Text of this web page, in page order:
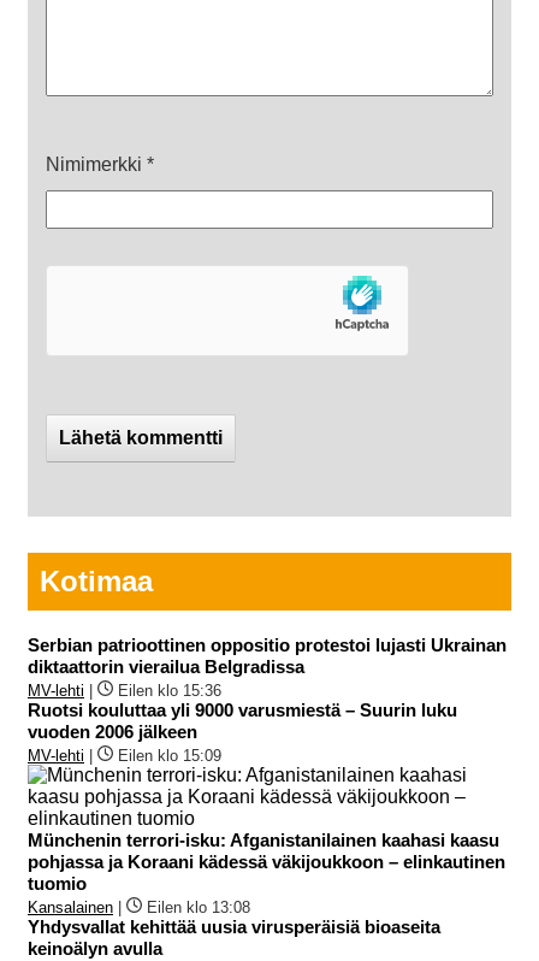
Nimimerkki *
Kotimaa
Serbian patrioottinen oppositio protestoi lujasti Ukrainan
diktaattorin vierailua Belgradissa
MV-lehti Eilen klo 15:36
Ruotsi kouluttaa yli 9000 varusmiestä – Suurin luku
vuoden 2006 jälkeen
MV-lehti Eilen klo 15:09
Münchenin terrori-isku: Afganistanilainen kaahasi kaasu
pohjassa ja Koraani kädessä väkijoukkoon – elinkautinen
tuomio
Kansalainen Eilen klo 13:08
Yhdysvallat kehittää uusia virusperäisiä bioaseita
keinoälyn avulla